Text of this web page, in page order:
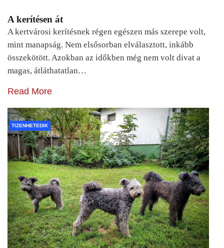
A kerítésen át
A kertvárosi kerítésnek régen egészen más szerepe volt,
mint manapság. Nem elsősorban elválasztott, inkább
összekötött. Azokban az időkben még nem volt divat a
magas, átláthatatlan…
Read More
TIZENHETEDIK